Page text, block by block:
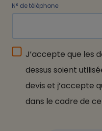
N° de téléphone
J’accepte que les
dessus soient
devis et j’accepte
dans le cadre de